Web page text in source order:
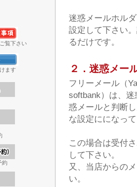
迷惑メールホル
設定して下さい
るだけです。
２．迷惑メー
フリーメール（
softbank）は、
惑メールと判断
な設定にになっ
この場合は受付
して下さい。
又、当店からの
い。
覧下さい
ます
約